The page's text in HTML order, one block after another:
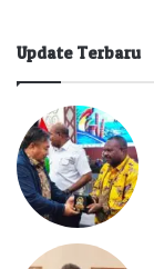
Update Terbaru